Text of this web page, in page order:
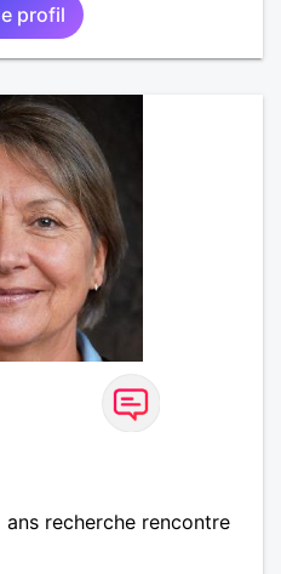
profil
recherche rencontre